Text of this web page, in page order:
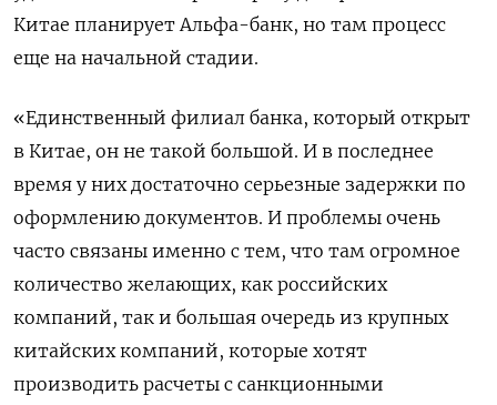
Китае планирует Альфа-банк, но там процесс
еще на начальной стадии.
«Единственный филиал банка, который открыт
в Китае, он не такой большой. И в последнее
время у них достаточно серьезные задержки по
оформлению документов. И проблемы очень
часто связаны именно с тем, что там огромное
количество желающих, как российских
компаний, так и большая очередь из крупных
китайских компаний, которые хотят
производить расчеты с санкционными